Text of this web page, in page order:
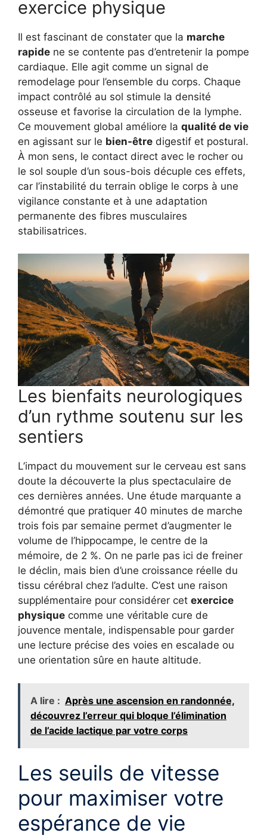
exercice physique
Il est fascinant de constater que la marche
rapide ne se contente pas d’entretenir la pompe
cardiaque. Elle agit comme un signal de
remodelage pour l’ensemble du corps. Chaque
impact contrôlé au sol stimule la densité
osseuse et favorise la circulation de la lymphe.
Ce mouvement global améliore la qualité de vie
en agissant sur le bien-être digestif et postural.
À mon sens, le contact direct avec le rocher ou
le sol souple d’un sous-bois décuple ces effets,
car l’instabilité du terrain oblige le corps à une
vigilance constante et à une adaptation
permanente des fibres musculaires
stabilisatrices.
Les bienfaits neurologiques
d’un rythme soutenu sur les
sentiers
L’impact du mouvement sur le cerveau est sans
doute la découverte la plus spectaculaire de
ces dernières années. Une étude marquante a
démontré que pratiquer 40 minutes de marche
trois fois par semaine permet d’augmenter le
volume de l’hippocampe, le centre de la
mémoire, de 2 %. On ne parle pas ici de freiner
le déclin, mais bien d’une croissance réelle du
tissu cérébral chez l’adulte. C’est une raison
supplémentaire pour considérer cet exercice
physique comme une véritable cure de
jouvence mentale, indispensable pour garder
une lecture précise des voies en escalade ou
une orientation sûre en haute altitude.
A lire : Après une ascension en randonnée,
découvrez l’erreur qui bloque l’élimination
de l’acide lactique par votre corps
Les seuils de vitesse
pour maximiser votre
espérance de vie